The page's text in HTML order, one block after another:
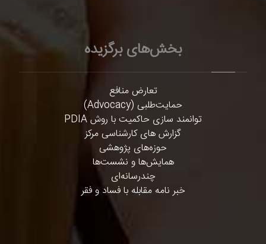
بخش‌های برگزیده
تعارض منافع
حمایت‌طلبی (Advocacy)
توانمند سازی حاکمیت با روش PDIA
گزارش های کارشناسی مرکز
حوزه‌های پژوهشی
همایش‌ها و نشست‌ها
چندرسانه‌ای
خبر نامه مقابله با فساد و فقر